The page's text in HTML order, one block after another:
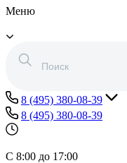
Меню
8 (495) 380-08-39
8 (495) 380-08-39
С 8:00 до 17:00